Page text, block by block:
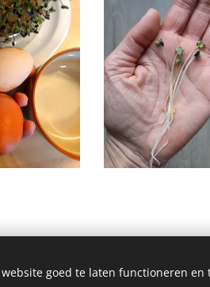
goed te laten functioneren en